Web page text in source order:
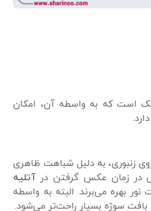
است که به واسطه آن، امکان
زنبوری، به دلیل شباهت ظاهری
در زمان عکس گرفتن در آتلیه
بهره می‌برند. البته به واسطه
سوژه بسیار راحت‌تر می‌شود.